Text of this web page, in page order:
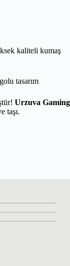
kaliteli kumaş
tasarım
Urzuva Gaming
taşı.